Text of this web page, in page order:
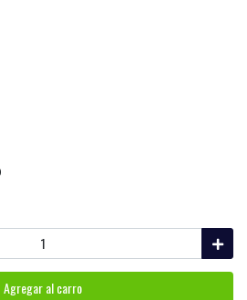
Agregar al carro